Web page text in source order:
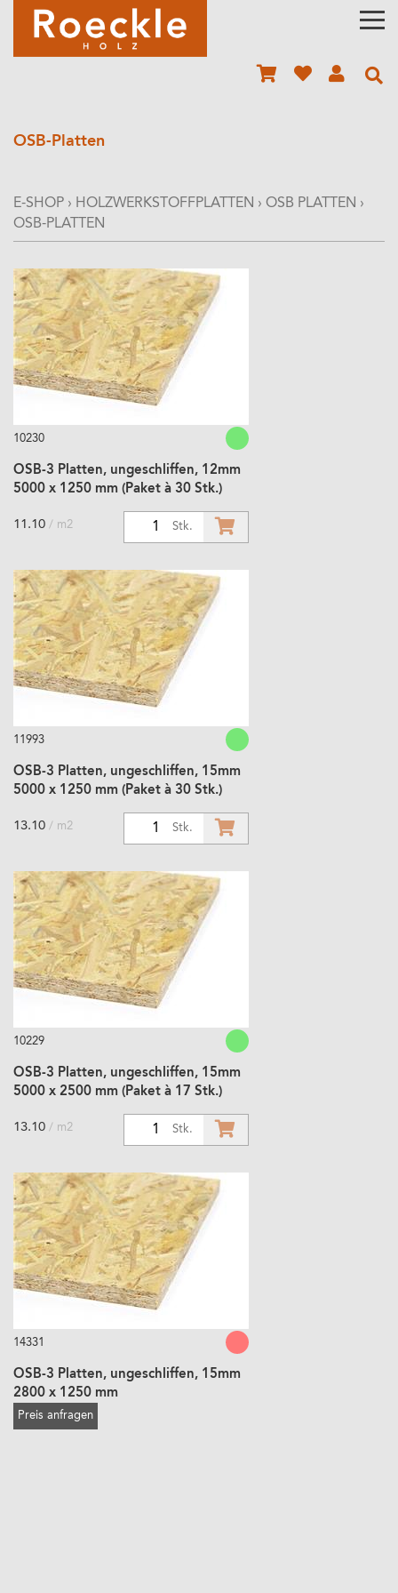
OSB-Platten
E-SHOP › HOLZWERKSTOFFPLATTEN › OSB PLATTEN ›
OSB-PLATTEN
10230
OSB-3 Platten, ungeschliffen, 12mm
5000 x 1250 mm (Paket à 30 Stk.)
Stk.
11.10 / m2
11993
OSB-3 Platten, ungeschliffen, 15mm
5000 x 1250 mm (Paket à 30 Stk.)
Stk.
13.10 / m2
10229
OSB-3 Platten, ungeschliffen, 15mm
5000 x 2500 mm (Paket à 17 Stk.)
Stk.
13.10 / m2
14331
OSB-3 Platten, ungeschliffen, 15mm
2800 x 1250 mm
Preis anfragen